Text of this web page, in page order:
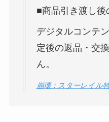
■商品引き渡し後
デジタルコンテ
定後の返品・交
ん。
崩壊：スターレイル